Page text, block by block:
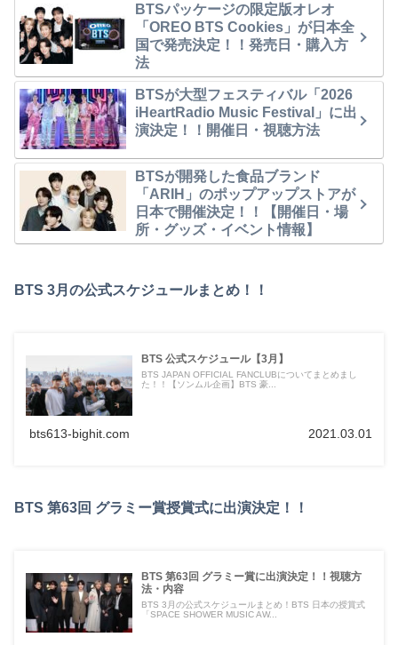
BTSパッケージの限定版オレオ
「OREO BTS Cookies」が日本全
国で発売決定！！発売日・購入方
法
BTSが大型フェスティバル「2026
iHeartRadio Music Festival」に出
演決定！！開催日・視聴方法
BTSが開発した食品ブランド
「ARIH」のポップアップストアが
日本で開催決定！！【開催日・場
所・グッズ・イベント情報】
BTS 3月の公式スケジュールまとめ！！
BTS 公式スケジュール【3月】
BTS JAPAN OFFICIAL FANCLUBについてまとめまし
た！！【ソンムル企画】BTS 豪...
bts613-bighit.com 2021.03.01
BTS 第63回 グラミー賞授賞式に出演決定！！
BTS 第63回 グラミー賞に出演決定！！視聴方
法・内容
BTS 3月の公式スケジュールまとめ！BTS 日本の授賞式
「SPACE SHOWER MUSIC AW...